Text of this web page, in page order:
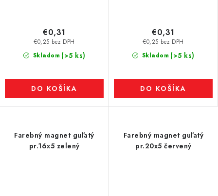
Skladom (>5 ks)
€0,25 bez DPH
€0,31
DO KOŠÍKA
Skladom (>5 ks)
€0,25 bez DPH
€0,31
DO KOŠÍKA
Farebný magnet guľatý
pr.16x5 zelený
Farebný magnet guľatý
pr.20x5 červený